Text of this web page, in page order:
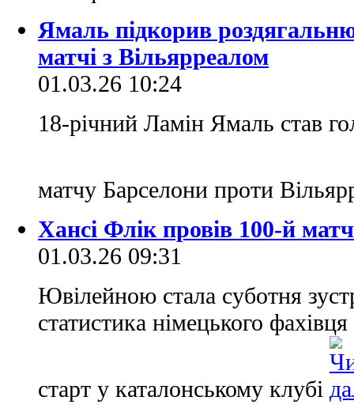
Ямаль підкорив
матчі з Вільярреалом
01.03.26 10:24
18-річний Ламін Ямаль став
матчу Барселони проти
Хансі Флік провів 100-й
01.03.26 09:31
Ювілейною стала суботня
статистика німецького
старт у каталонському клубі